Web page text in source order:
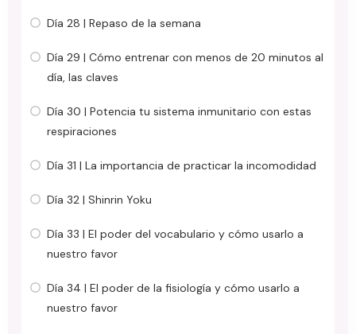
Día 28 | Repaso de la semana
Día 29 | Cómo entrenar con menos de 20 minutos al
día, las claves
Día 30 | Potencia tu sistema inmunitario con estas
respiraciones
Día 31 | La importancia de practicar la incomodidad
Día 32 | Shinrin Yoku
Día 33 | El poder del vocabulario y cómo usarlo a
nuestro favor
Día 34 | El poder de la fisiología y cómo usarlo a
nuestro favor